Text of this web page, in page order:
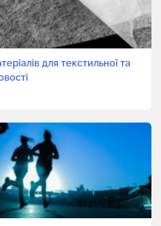
для текстильної та